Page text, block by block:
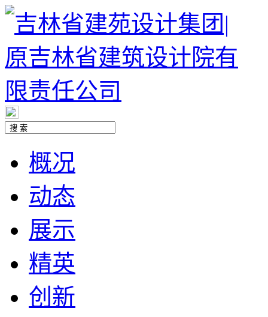
概况
动态
展示
精英
创新